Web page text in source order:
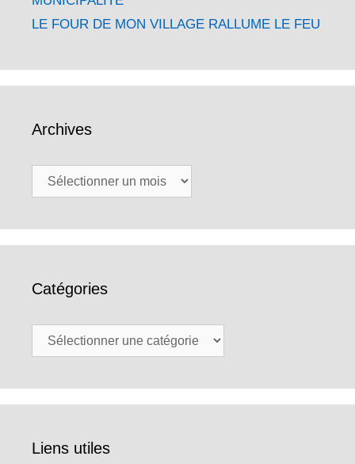
LE FOUR DE MON VILLAGE RALLUME LE FEU
Archives
Archives
Catégories
Catégories
Liens utiles